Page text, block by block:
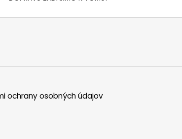
Odporúčame
ochrany osobných údajov